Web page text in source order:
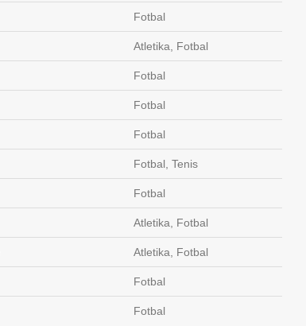
Fotbal
Atletika, Fotbal
Fotbal
Fotbal
Fotbal
Fotbal, Tenis
Fotbal
Atletika, Fotbal
Atletika, Fotbal
Fotbal
Fotbal